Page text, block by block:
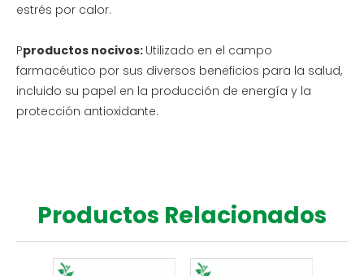
estrés por calor.
Pproductos nocivos: Utilizado en el campo
farmacéutico por sus diversos beneficios para la salud,
incluido su papel en la producción de energía y la
protección antioxidante.
Productos Relacionados